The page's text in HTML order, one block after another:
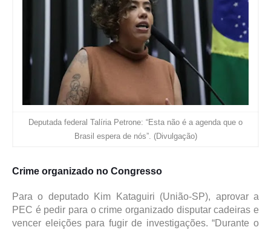
Deputada federal Talíria Petrone: “Esta não é a agenda que o
Brasil espera de nós”. (Divulgação)
Crime organizado no Congresso
Para o deputado Kim Kataguiri (União-SP), aprovar a
PEC é pedir para o crime organizado disputar cadeiras e
vencer eleições para fugir de investigações. “Durante o